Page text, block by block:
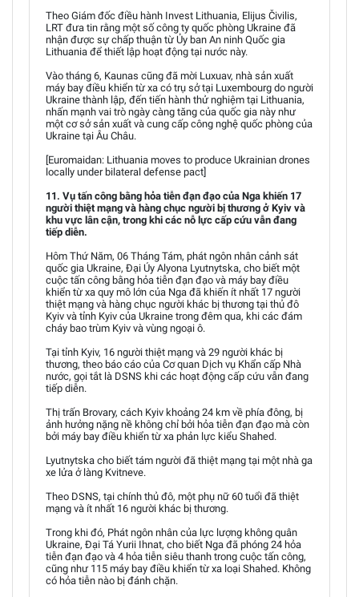
Theo Giám đốc điều hành Invest Lithuania, Elijus Čivilis,
LRT đưa tin rằng một số công ty quốc phòng Ukraine đã
nhận được sự chấp thuận từ Ủy ban An ninh Quốc gia
Lithuania để thiết lập hoạt động tại nước này.
Vào tháng 6, Kaunas cũng đã mời Luxuav, nhà sản xuất
máy bay điều khiển từ xa có trụ sở tại Luxembourg do người
Ukraine thành lập, đến tiến hành thử nghiệm tại Lithuania,
nhấn mạnh vai trò ngày càng tăng của quốc gia này như
một cơ sở sản xuất và cung cấp công nghệ quốc phòng của
Ukraine tại Âu Châu.
[Euromaidan: Lithuania moves to produce Ukrainian drones
locally under bilateral defense pact]
11. Vụ tấn công bằng hỏa tiễn đạn đạo của Nga khiến 17
người thiệt mạng và hàng chục người bị thương ở Kyiv và
khu vực lân cận, trong khi các nỗ lực cấp cứu vẫn đang
tiếp diễn.
Hôm Thứ Năm, 06 Tháng Tám, phát ngôn nhân cảnh sát
quốc gia Ukraine, Đại Úy Alyona Lyutnytska, cho biết một
cuộc tấn công bằng hỏa tiễn đạn đạo và máy bay điều
khiển từ xa quy mô lớn của Nga đã khiến ít nhất 17 người
thiệt mạng và hàng chục người khác bị thương tại thủ đô
Kyiv và tỉnh Kyiv của Ukraine trong đêm qua, khi các đám
cháy bao trùm Kyiv và vùng ngoại ô.
Tại tỉnh Kyiv, 16 người thiệt mạng và 29 người khác bị
thương, theo báo cáo của Cơ quan Dịch vụ Khẩn cấp Nhà
nước, gọi tắt là DSNS khi các hoạt động cấp cứu vẫn đang
tiếp diễn.
Thị trấn Brovary, cách Kyiv khoảng 24 km về phía đông, bị
ảnh hưởng nặng nề không chỉ bởi hỏa tiễn đạn đạo mà còn
bởi máy bay điều khiển từ xa phản lực kiểu Shahed.
Lyutnytska cho biết tám người đã thiệt mạng tại một nhà ga
xe lửa ở làng Kvitneve.
Theo DSNS, tại chính thủ đô, một phụ nữ 60 tuổi đã thiệt
mạng và ít nhất 16 người khác bị thương.
Trong khi đó, Phát ngôn nhân của lực lượng không quân
Ukraine, Đại Tá Yurii Ihnat, cho biết Nga đã phóng 24 hỏa
tiễn đạn đạo và 4 hỏa tiễn siêu thanh trong cuộc tấn công,
cũng như 115 máy bay điều khiển từ xa loại Shahed. Không
có hỏa tiễn nào bị đánh chặn.